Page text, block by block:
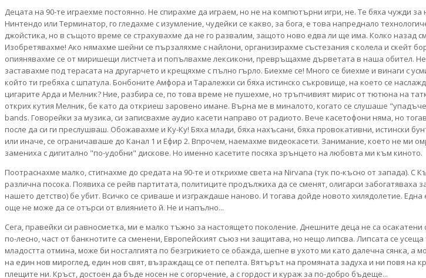
Децата на 90-те играехме постоянно. Не спирахме да играем, но не на компютърни игри, не. Те бяха чужди за
Нинтендо или Терминатор, го гледахме с изумление, чудейки се какво, за бога, е това напреднало
джойстика, но в същото време се страхувахме да не го развалим, защото ново едва ли ще има. Колко назад
Изобретявахме! Ако нямахме шейни се пързаляхме с найлони, организирахме състезания с колела и скейт
опиянявахме се от миришещи листчета и попълвахме лексикони, превръщахме дърветата в наша обител.
заставахме под терасата на другарчето и крещяхме с пълно гърло. Биехме се! Много се биехме и винаги с
който ти гребяха с шпатула. Бонбоните Амфора и Таралежки си бяха истинско съкровище, на което се
цигарите Арда и Мелник? Ние, разбира се, по това време не пушехме, но тръпчивият мирис от тютюна на
открих кутия Мелник, бе като да откриеш заровено имане. Върна ме в миналото, когато се слушаше
bands. Говорейки за музика, си записвахме аудио касети направо от радиото. Вече касетофони няма, но
после да си ги преслушваш. Обожавахме и Ку-Ку! Бяха млади, бяха нахъсани, бяха провокативни, истински
или иначе, се ограничаваше до Канал 1 и Ефир 2. Впрочем, наемахме видеокасети. Занимание, което не ми
замениха с дигитално "по-удобни" дискове. Но именно касетите посяха зрънцето на любовта ми към киното.
Поотраснахме малко, стигнахме до средата на 90-те и открихме света на Nirvana (тук по-късно от запада).
различна посока. Появиха се рейв партитата, политиците продължиха да се сменят, олигарси забогатяваха
нашето детство) бе убит. Всичко се сриваше и изграждаше наново. И тогава дойде новото хилядолетие.
още не може да се отърси от влиянието й. Не и напълно...
Сега, правейки си равносметка, ми е малко тъжно за настоящето поколение. Днешните деца не са
по-лесно, част от банкнотите са сменени, Европейският съюз ни защитава, но нещо липсва. Липсата се
младостта отмина, може би носталгията по безгрижието се обажда, шепне в ухото ми като далечна сянка, а
на един нов мироглед, един нов свят, възраждащ се от пепелта. Вятърът на промяната задуха и ни повя на
плещите ни. Кръст, достоен да бъде носен не с огорчение, а с гордост и кураж за по-добро бъдеще...